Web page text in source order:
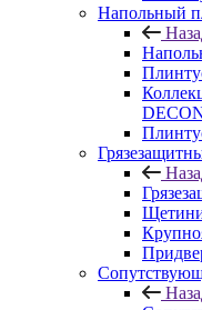
Напольный